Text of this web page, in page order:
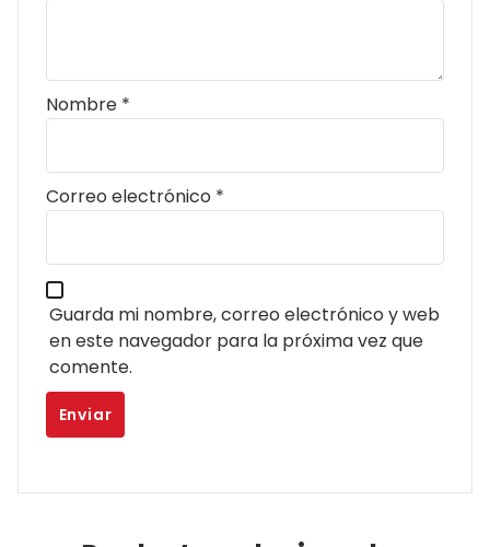
Nombre *
Correo electrónico *
Guarda mi nombre, correo electrónico y web
en este navegador para la próxima vez que
comente.